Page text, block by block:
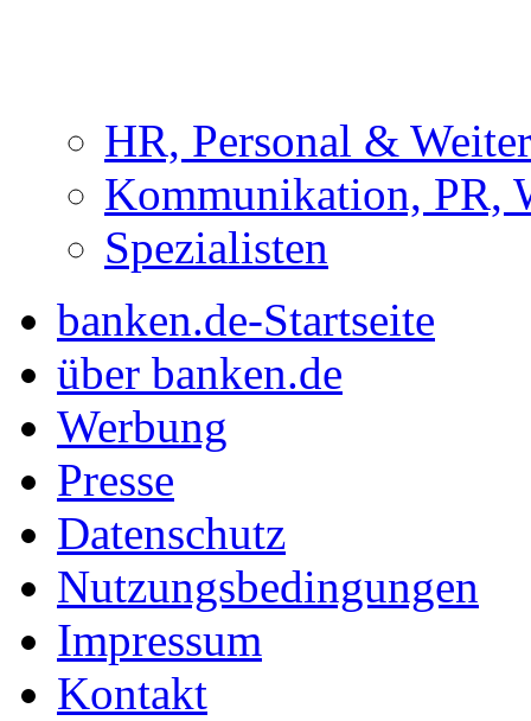
HR, Personal &
Kommunikation, PR,
Spezialisten
banken.de-Startseite
über banken.de
Werbung
Presse
Datenschutz
Nutzungsbedingungen
Impressum
Kontakt